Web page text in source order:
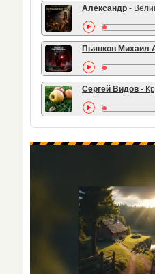
Александр -
Пьянков Михаил
Сергей Видов -